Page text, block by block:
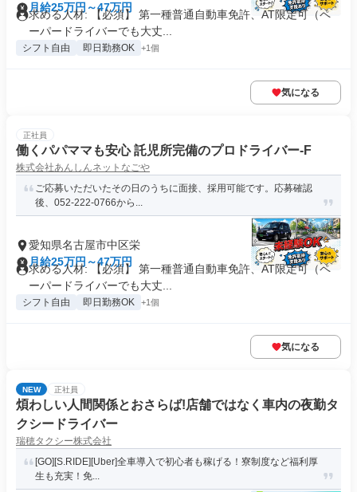
月給25万円～47万円
求める人材: 【必須】 第一種普通自動車免許、AT限定可（ペ
ーパードライバーでも大丈...
シフト自由 即日勤務OK +1個
気になる
正社員
働くパパママも安心 託児所完備のプロドライバー-F
株式会社あんしんネットなごや
ご応募いただいたその日のうちに面接、採用可能です。応募確認
後、052-222-0766から...
愛知県名古屋市中区栄
月給25万円～47万円
求める人材: 【必須】 第一種普通自動車免許、AT限定可（ペ
ーパードライバーでも大丈...
シフト自由 即日勤務OK +1個
気になる
NEW 正社員
煩わしい人間関係とおさらば!店舗ではなく車内の夜勤タ
クシードライバー
瑞穂タクシー株式会社
[GO][S.RIDE][Uber]全車導入で初心者も稼げる！寮制度など福利厚
生も充実！免...